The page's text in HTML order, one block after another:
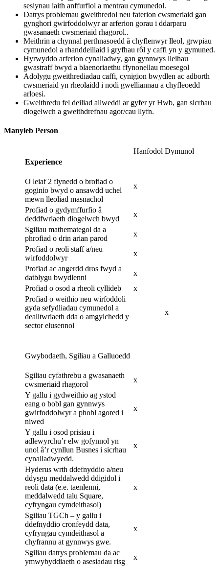
sesiynau iaith anffurfiol a mentrau cymunedol.
Datrys problemau gweithredol neu faterion cwsmeriaid gan
gynghori gwirfoddolwyr ar arferion gorau i ddarparu
gwasanaeth cwsmeriaid rhagorol..
Meithrin a chynnal perthnasoedd â chyflenwyr lleol, grwpiau
cymunedol a rhanddeiliaid i gryfhau rôl y caffi yn y gymuned.
Hyrwyddo arferion cynaliadwy, gan gynnwys lleihau
gwastraff bwyd a blaenoriaethu ffynonellau moesegol
Adolygu gweithrediadau caffi, cynigion bwydlen ac adborth
cwsmeriaid yn rheolaidd i nodi gwelliannau a chyfleoedd
arloesi.
Gweithredu fel deiliad allweddi ar gyfer yr Hwb, gan sicrhau
diogelwch a gweithdrefnau agor/cau llyfn.
Manyleb Person
Hanfodol Dymunol
Experience
O leiaf 2 flynedd o brofiad o
goginio bwyd o ansawdd uchel
mewn lleoliad masnachol
x
Profiad o gydymffurfio â
deddfwriaeth diogelwch bwyd
x
Sgiliau mathemategol da a
phrofiad o drin arian parod
x
Profiad o reoli staff a/neu
wirfoddolwyr
x
Profiad ac angerdd dros fwyd a
datblygu bwydlenni
x
Profiad o osod a rheoli cyllideb
x
Profiad o weithio neu wirfoddoli
gyda sefydliadau cymunedol a
dealltwriaeth dda o amgylchedd y
sector elusennol
x
Gwybodaeth, Sgiliau a Galluoedd
Sgiliau cyfathrebu a gwasanaeth
cwsmeriaid rhagorol
x
Y gallu i gydweithio ag ystod
eang o bobl gan gynnwys
gwirfoddolwyr a phobl agored i
niwed
x
Y gallu i osod prisiau i
adlewyrchu’r elw gofynnol yn
unol â’r cynllun Busnes i sicrhau
cynaliadwyedd.
x
Hyderus wrth ddefnyddio a/neu
ddysgu meddalwedd ddigidol i
reoli data (e.e. taenlenni,
meddalwedd talu Square,
cyfryngau cymdeithasol)
x
Sgiliau TGCh – y gallu i
ddefnyddio cronfeydd data,
cyfryngau cymdeithasol a
chyfrannu at gynnwys gwe.
x
Sgiliau datrys problemau da ac
ymwybyddiaeth o asesiadau risg
x